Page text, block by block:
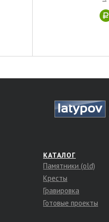
КАТАЛОГ
Памятники (old)
Кресты
Гравировка
Готовые проекты